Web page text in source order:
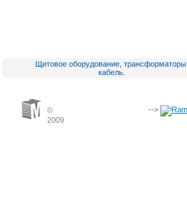
Щитовое оборудование, трансформаторы,
кабель.
©
2009
-->